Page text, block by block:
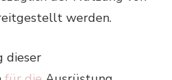
werden.
dieser